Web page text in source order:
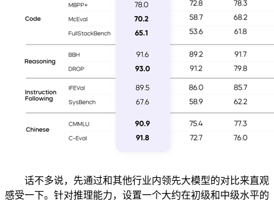
话不多说，先通过和其他行业内领先大模型的对比来直观
感受一下。针对推理能力，设置一个大约在初级和中级水平的